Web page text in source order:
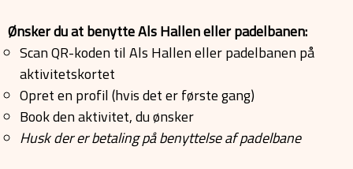
Ønsker du at benytte Als Hallen eller padelbanen:
Scan QR-koden til Als Hallen eller padelbanen på
aktivitetskortet
Opret en profil (hvis det er første gang)
Book den aktivitet, du ønsker
Husk der er betaling på benyttelse af padelbane